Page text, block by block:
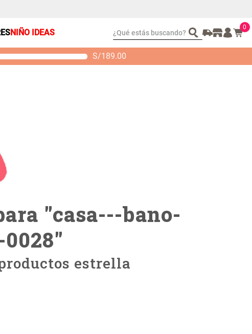
NIÑO IDEAS ¿Qué estás buscando? 0
S/189.00
"casa---bano-
"
estrella